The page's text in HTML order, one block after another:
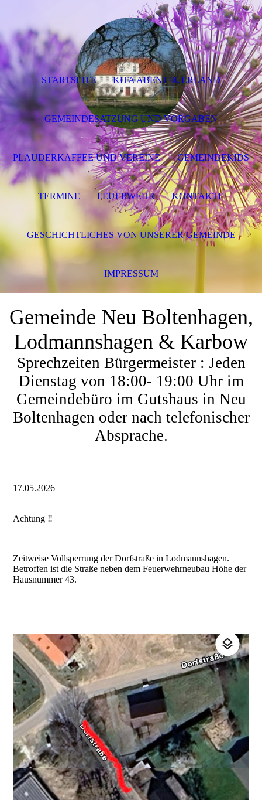
Gemeinde Neu Boltenhagen,
Lodmannshagen & Karbow
Sprechzeiten Bürgermeister : Jeden
Dienstag von 18:00- 19:00 Uhr im
Gemeindebüro im Gutshaus in Neu
Boltenhagen oder nach telefonischer
Absprache.
17.05.2026
Achtung ‼️
Zeitweise Vollsperrung der Dorfstraße in Lodmannshagen.
Betroffen ist die Straße neben dem Feuerwehrneubau Höhe der
Hausnummer 43.
STARTSEITE KITA ABENTEUERLAND
GEMEINDESATZUNG UND VORGABEN
PLAUDERKAFFEE UND VEREINE GEMEINDEKIDS
TERMINE FEUERWEHR KONTAKTE
GESCHICHTLICHES VON UNSERER GEMEINDE
IMPRESSUM